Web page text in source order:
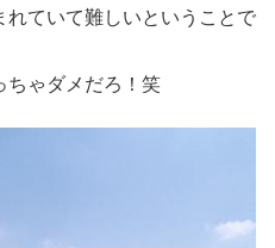
ていて難しいということで
ちゃダメだろ！笑